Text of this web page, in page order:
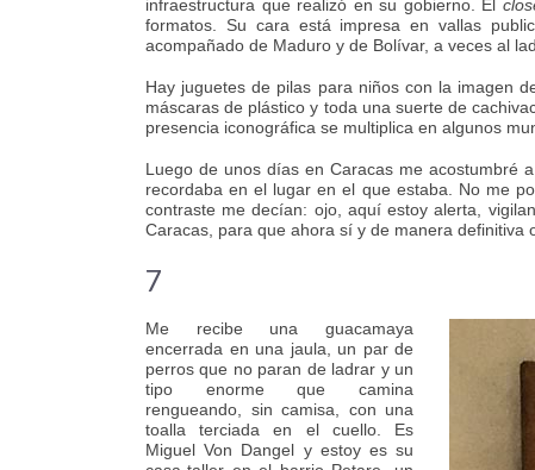
infraestructura que realizó en su gobierno. El
formatos. Su cara está impresa en vallas
acompañado de Maduro y de Bolívar, a veces al
Hay juguetes de pilas para niños con la imagen
máscaras de plástico y toda una suerte de
presencia iconográfica se multiplica en algunos
Luego de unos días en Caracas me acostumbré
recordaba en el lugar en el que estaba. No me
contraste me decían: ojo, aquí estoy alerta,
Caracas, para que ahora sí y de manera definitiva
7
Me recibe una guacamaya
encerrada en una jaula, un par de
perros que no paran de ladrar y un
tipo enorme que camina
rengueando, sin camisa, con una
toalla terciada en el cuello. Es
Miguel Von Dangel y estoy es su